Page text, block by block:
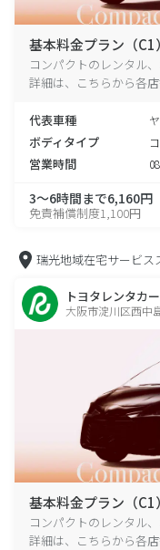
基本料金プラン（C1）
コンパクトのレンタル
詳細は、こちらから各
代表車種
ボディタイプ
営業時間
3～6時間まで6,160円
免責補償制度1,100円
瑞光地域在宅サービス
トヨタレンタカ
大阪市淀川区西中
基本料金プラン（C1）
コンパクトのレンタル
詳細は、こちらから各